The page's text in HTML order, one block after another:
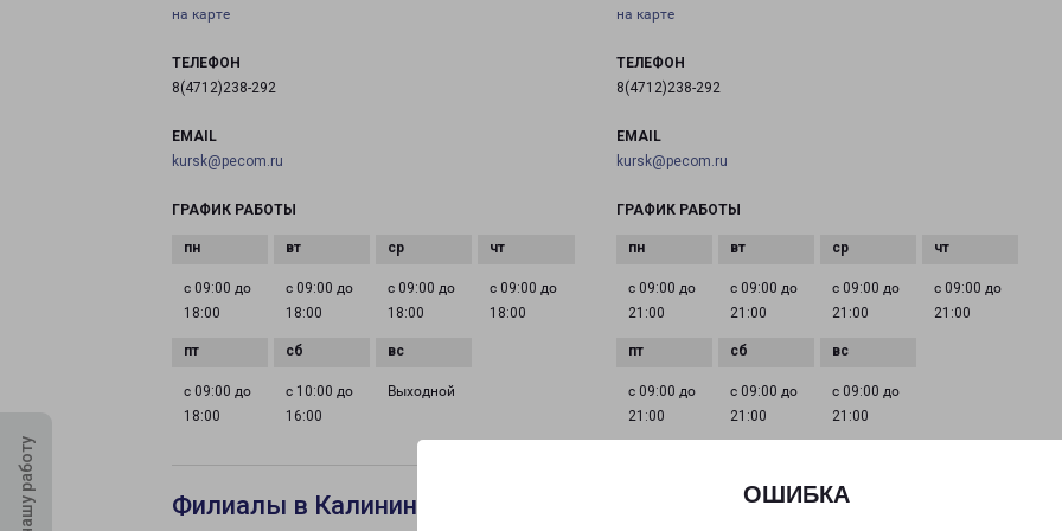
ОШИБКА
на карте
ТЕЛЕФОН
8(4712)238-292
EMAIL
kursk@pecom.ru
ГРАФИК РАБОТЫ
с 09:00 до
18:00
с 09:00 до
18:00
с 09:00 до
18:00
с 09:00 до
18:00
с 09:00 до
18:00
с 10:00 до
16:00
Выходной
на карте
ТЕЛЕФОН
8(4712)238-292
EMAIL
kursk@pecom.ru
ГРАФИК РАБОТЫ
с 09:00 до
21:00
с 09:00 до
21:00
с 09:00 до
21:00
с 09:00 до
21:00
с 09:00 до
21:00
с 09:00 до
21:00
с 09:00 до
21:00
Филиалы в Калининграде